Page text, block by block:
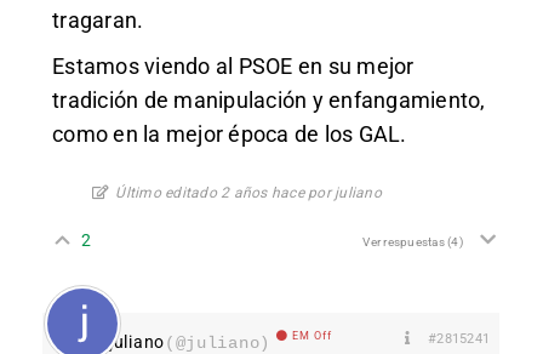
tragaran.
Estamos viendo al PSOE en su mejor
tradición de manipulación y enfangamiento,
como en la mejor época de los GAL.
Último editado 2 años hace por juliano
2 Ver respuestas(4)
juliano(@juliano) EM Off #2815241